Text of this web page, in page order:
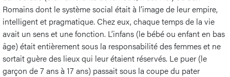
Romains dont le système social était à l’image de leur empire,
intelligent et pragmatique. Chez eux, chaque temps de la vie
avait un sens et une fonction. L’infans (le bébé ou enfant en bas
âge) était entièrement sous la responsabilité des femmes et ne
sortait guère des lieux qui leur étaient réservés. Le puer (le
garçon de 7 ans à 17 ans) passait sous la coupe du pater